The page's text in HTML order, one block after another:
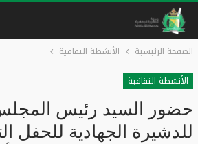
الصفحة الرئيسية
الأنشطة التقافية
الأنشطة التقافية
حضور السيد رئيس
للدشيرة الجهادية للحفل